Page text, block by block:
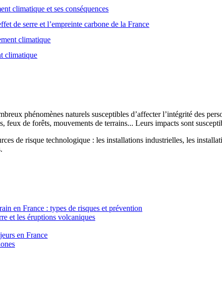
climatique et ses conséquences
de serre et l’empreinte carbone de la France
climatique
climatique
phénomènes naturels susceptibles d’affecter l’intégrité des
feux de forêts, mouvements de terrains... Leurs impacts sont
de risque technologique : les installations industrielles, les
en France : types de risques et prévention
et les éruptions volcaniques
en France